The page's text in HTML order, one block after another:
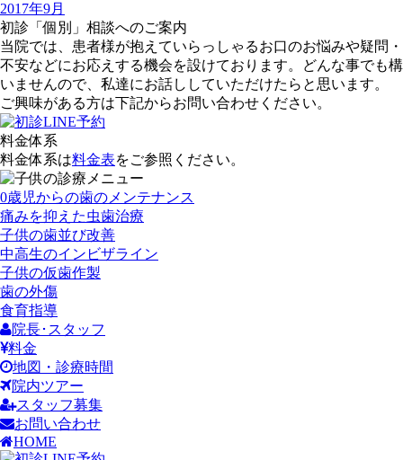
2017年9月
初診「個別」相談へのご案内
当院では、患者様が抱えていらっしゃるお口のお悩みや疑問・
不安などにお応えする機会を設けております。どんな事でも構
いませんので、私達にお話ししていただけたらと思います。
ご興味がある方は下記からお問い合わせください。
料金体系
料金体系は料金表をご参照ください。
0歳児からの歯のメンテナンス
痛みを抑えた虫歯治療
子供の歯並び改善
中高生のインビザライン
子供の仮歯作製
歯の外傷
食育指導
院長･スタッフ
料金
地図・診療時間
院内ツアー
スタッフ募集
お問い合わせ
HOME